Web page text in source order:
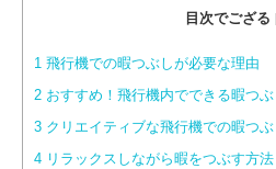
目次でござる
1 飛行機での暇つぶしが必要な理由
2 おすすめ！飛行機内でできる暇つ
3 クリエイティブな飛行機での暇つ
4 リラックスしながら暇をつぶす方法